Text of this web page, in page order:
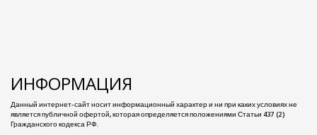
ИНФОРМАЦИЯ
Данный интернет-сайт носит информационный характер и ни при каких условиях не
является публичной офертой, которая определяется положениями Статьи 437 (2)
Гражданского кодекса РФ.